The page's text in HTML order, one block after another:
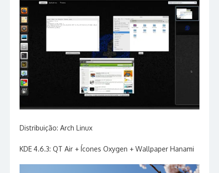
Distribuição: Arch Linux
KDE 4.6.3: QT Air + Ícones Oxygen + Wallpaper Hanami